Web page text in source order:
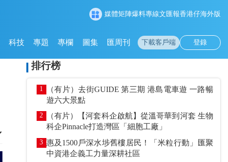
媒體矩陣爆料專線文匯報香港仔海外版
科技 專題 專欄 圖集 匯周刊 下載客戶端 登錄
排行榜
1
（有片）去街GUIDE 第三期 港島電車遊 一路暢
遊六大景點
2
（有片）【河套科企啟航】從溫哥華到河套 生物
科企Pinnacle打造灣區「細胞工廠」
3 惠及1500戶深水埗舊樓居民！「米粒行動」匯聚
中資港企義工力量深耕社區